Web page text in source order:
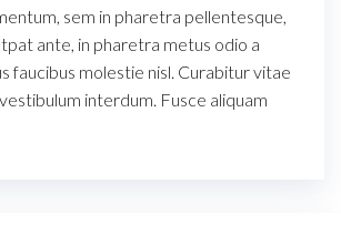
sem in pharetra pellentesque,
ante, in pharetra metus odio a
faucibus molestie nisl. Curabitur vitae
interdum. Fusce aliquam